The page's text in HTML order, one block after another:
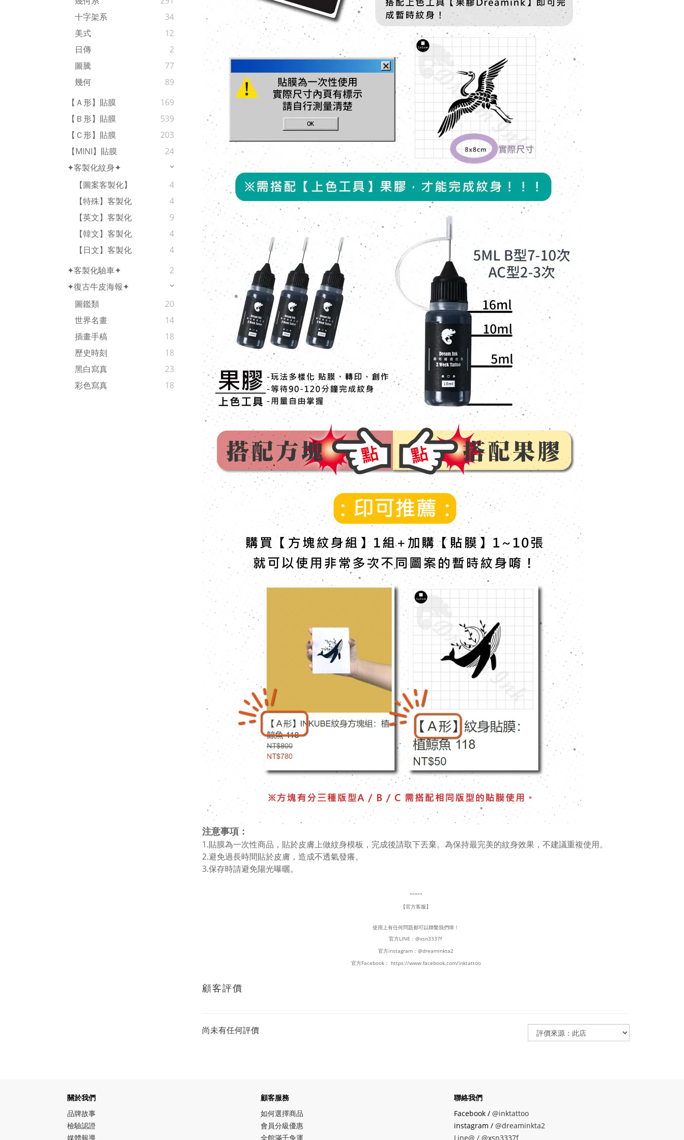
十字架系
34
美式
12
日傳
2
圖騰
77
幾何
89
【Ａ形】貼膜
169
【Ｂ形】貼膜
539
【Ｃ形】貼膜
203
【MINI】貼膜
24
✦客製化紋身✦
【圖案客製化】
4
【特殊】客製化
4
【英文】客製化
9
【韓文】客製化
4
【日文】客製化
4
✦客製化驗車✦
2
✦復古牛皮海報✦
圖鑑類
20
世界名畫
14
插畫手稿
18
歷史時刻
18
黑白寫真
23
彩色寫真
18
注意事項：
1.貼膜為一次性商品，貼於皮膚上做紋身模板，完成後請取下丟棄。為保持最完美的紋身效果，不建議重複使用。
2.避免過長時間貼於皮膚，造成不透氣發癢。
3.保存時請避免陽光曝曬。
-----
【官方客服】
使用上有任何問題都可以聯繫我們唷！
官方LINE： @xsn3337f
官方instagram： @dreaminkta2
官方Facebook： https://www.facebook.com/inktattoo
顧客評價
尚未有任何評價
關於我們
品牌故事
檢驗認證
媒體報導
顧客服務
如何選擇商品
會員分級優惠
全館滿千免運
聯絡我們
Facebook / @inktattoo
instagram / @dreaminkta2
Line@ / @xsn3337f